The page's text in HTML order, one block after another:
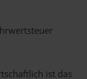
ist das